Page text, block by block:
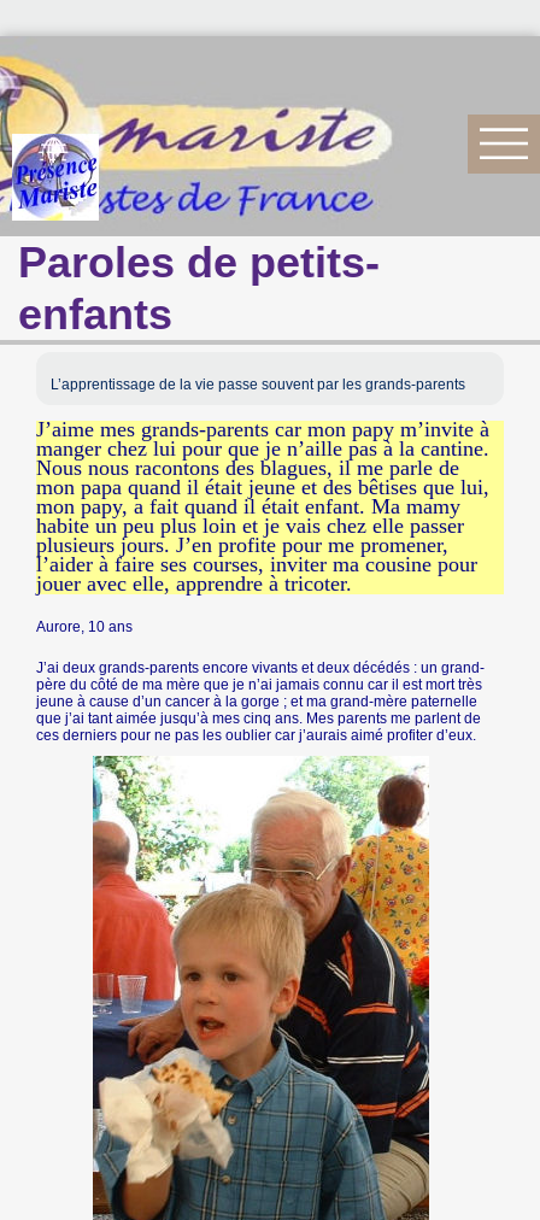
Paroles de petits-
enfants
L’apprentissage de la vie passe souvent par les grands-parents
J’aime mes grands-parents car mon papy m’invite à
manger chez lui pour que je n’aille pas à la cantine.
Nous nous racontons des blagues, il me parle de
mon papa quand il était jeune et des bêtises que lui,
mon papy, a fait quand il était enfant. Ma mamy
habite un peu plus loin et je vais chez elle passer
plusieurs jours. J’en profite pour me promener,
l’aider à faire ses courses, inviter ma cousine pour
jouer avec elle, apprendre à tricoter.
Aurore, 10 ans
J’ai deux grands-parents encore vivants et deux décédés : un grand-
père du côté de ma mère que je n’ai jamais connu car il est mort très
jeune à cause d’un cancer à la gorge ; et ma grand-mère paternelle
que j’ai tant aimée jusqu’à mes cinq ans. Mes parents me parlent de
ces derniers pour ne pas les oublier car j’aurais aimé profiter d’eux.